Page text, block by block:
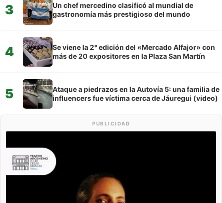
3
Un chef mercedino clasificó al mundial de
gastronomía más prestigioso del mundo
4
Se viene la 2° edición del «Mercado Alfajor» con
más de 20 expositores en la Plaza San Martín
5
Ataque a piedrazos en la Autovía 5: una familia de
influencers fue víctima cerca de Jáuregui (video)
PUBLICIDAD